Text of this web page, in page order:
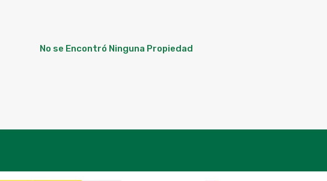
No se Encontró Ninguna Propiedad